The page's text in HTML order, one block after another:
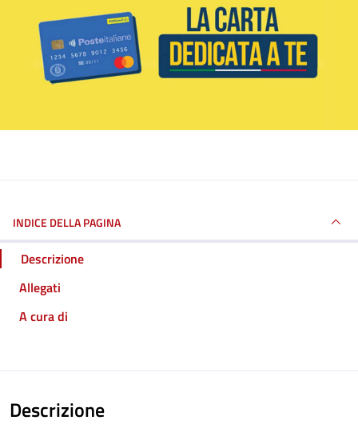
INDICE DELLA PAGINA
Descrizione
Allegati
A cura di
Descrizione